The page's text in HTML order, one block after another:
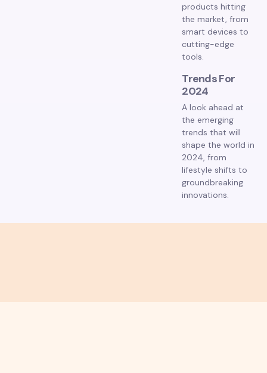
products hitting
the market, from
smart devices to
cutting-edge
tools.
Trends For
2024
A look ahead at
the emerging
trends that will
shape the world in
2024, from
lifestyle shifts to
groundbreaking
innovations.